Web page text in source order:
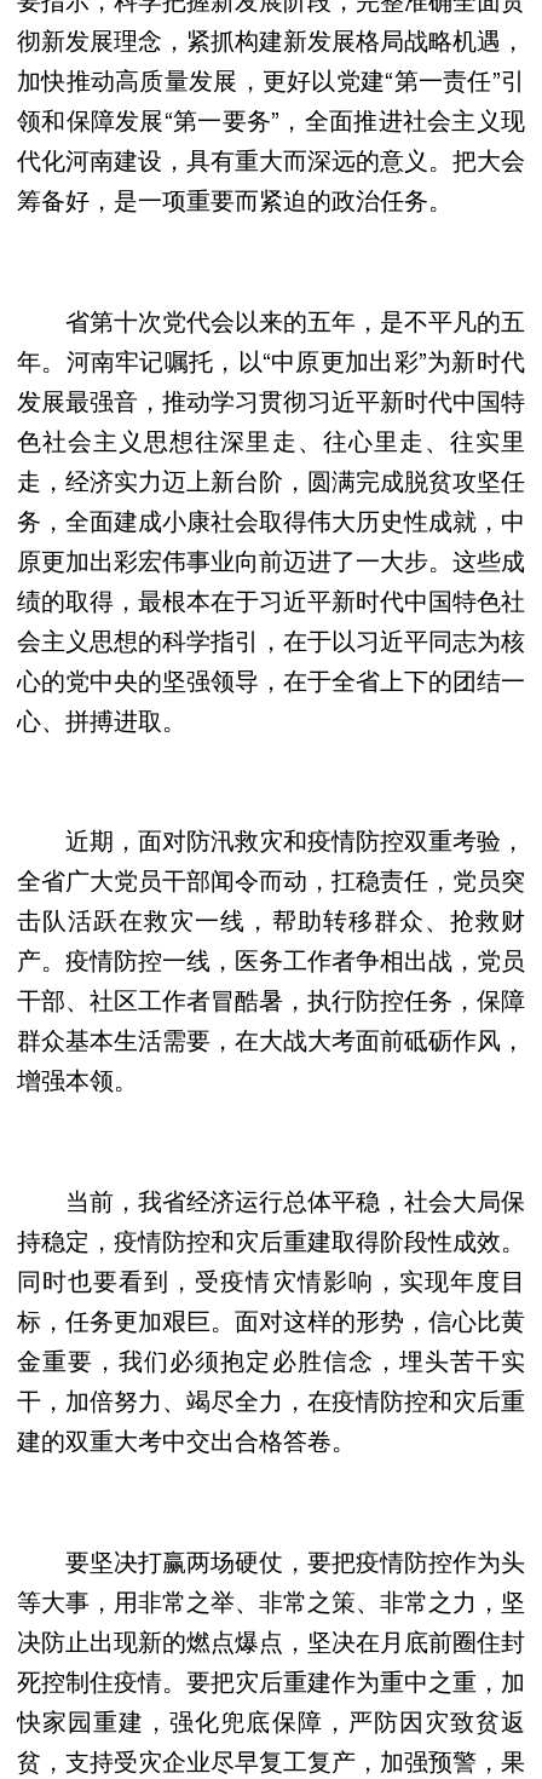
彻新发展理念，紧抓构建新发展格局战略机遇，
加快推动高质量发展，更好以党建“第一责任”引
领和保障发展“第一要务”，全面推进社会主义现
代化河南建设，具有重大而深远的意义。把大会
筹备好，是一项重要而紧迫的政治任务。
省第十次党代会以来的五年，是不平凡的五
年。河南牢记嘱托，以“中原更加出彩”为新时代
发展最强音，推动学习贯彻习近平新时代中国特
色社会主义思想往深里走、往心里走、往实里
走，经济实力迈上新台阶，圆满完成脱贫攻坚任
务，全面建成小康社会取得伟大历史性成就，中
原更加出彩宏伟事业向前迈进了一大步。这些成
绩的取得，最根本在于习近平新时代中国特色社
会主义思想的科学指引，在于以习近平同志为核
心的党中央的坚强领导，在于全省上下的团结一
心、拼搏进取。
近期，面对防汛救灾和疫情防控双重考验，
全省广大党员干部闻令而动，扛稳责任，党员突
击队活跃在救灾一线，帮助转移群众、抢救财
产。疫情防控一线，医务工作者争相出战，党员
干部、社区工作者冒酷暑，执行防控任务，保障
群众基本生活需要，在大战大考面前砥砺作风，
增强本领。
当前，我省经济运行总体平稳，社会大局保
持稳定，疫情防控和灾后重建取得阶段性成效。
同时也要看到，受疫情灾情影响，实现年度目
标，任务更加艰巨。面对这样的形势，信心比黄
金重要，我们必须抱定必胜信念，埋头苦干实
干，加倍努力、竭尽全力，在疫情防控和灾后重
建的双重大考中交出合格答卷。
要坚决打赢两场硬仗，要把疫情防控作为头
等大事，用非常之举、非常之策、非常之力，坚
决防止出现新的燃点爆点，坚决在月底前圈住封
死控制住疫情。要把灾后重建作为重中之重，加
快家园重建，强化兜底保障，严防因灾致贫返
贫，支持受灾企业尽早复工复产，加强预警，果